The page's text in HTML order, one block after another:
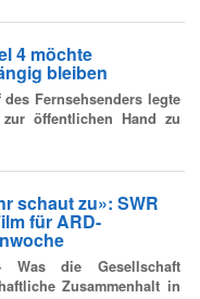
4 möchte
bleiben
des Fernsehsenders legte
öffentlichen Hand zu
schaut zu»: SWR
für ARD-
Was die Gesellschaft
Zusammenhalt in